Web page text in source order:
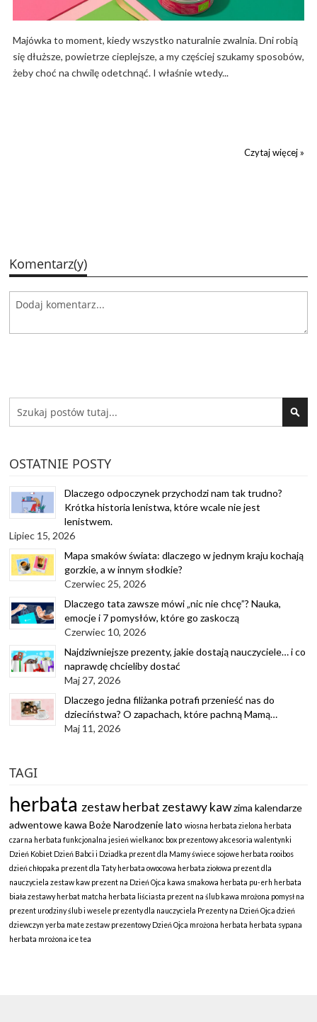
Majówka to moment, kiedy wszystko naturalnie zwalnia. Dni robią
się dłuższe, powietrze cieplejsze, a my częściej szukamy sposobów,
żeby choć na chwilę odetchnąć. I właśnie wtedy...
Czytaj więcej »
Komentarz(y)
OSTATNIE POSTY
Dlaczego odpoczynek przychodzi nam tak trudno?
Krótka historia lenistwa, które wcale nie jest
lenistwem.
Lipiec 15, 2026
Mapa smaków świata: dlaczego w jednym kraju kochają
gorzkie, a w innym słodkie?
Czerwiec 25, 2026
Dlaczego tata zawsze mówi „nic nie chcę”? Nauka,
emocje i 7 pomysłów, które go zaskoczą
Czerwiec 10, 2026
Najdziwniejsze prezenty, jakie dostają nauczyciele… i co
naprawdę chcieliby dostać
Maj 27, 2026
Dlaczego jedna filiżanka potrafi przenieść nas do
dzieciństwa? O zapachach, które pachną Mamą…
Maj 11, 2026
TAGI
herbata zestaw herbat zestawy kawzimakalendarze
adwentowekawaBoże Narodzenielatowiosna herbata zielona herbata
czarna herbata funkcjonalnajesieńwielkanoc box prezentowyakcesoriawalentynki
Dzień Kobiet Dzień Babci i Dziadka prezent dla Mamyświece sojowe herbata rooibos
dzień chłopaka prezent dla Taty herbata owocowa herbata ziołowa prezent dla
nauczycielazestaw kaw prezent na Dzień Ojca kawa smakowa herbata pu-erh herbata
białazestawy herbat matcha herbata liściasta prezent na ślub kawa mrożona pomysł na
prezent urodzinyślub i wesele prezenty dla nauczyciela Prezenty na Dzień Ojcadzień
dziewczynyerba matezestaw prezentowyDzień Ojca mrożona herbata herbata sypana
herbata mrożonaice tea